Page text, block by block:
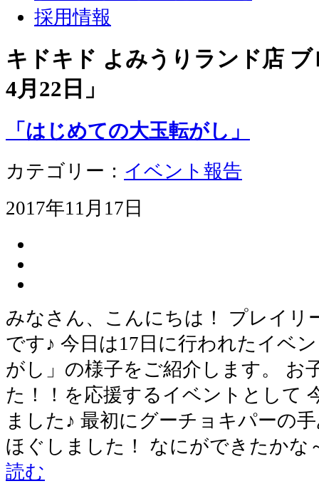
採用情報
キドキド よみうりランド店
4月22日 」
「はじめての大玉転がし」
カテゴリー： イベント報告
2017年11月17日
みなさん、こんにちは！ プレイリ
です♪ 今日は17日に行われたイベ
がし」の様子をご紹介します。 お
た！！を応援するイベントとして
ました♪ 最初にグーチョキパーの
ほぐしました！ なにができたか
読む